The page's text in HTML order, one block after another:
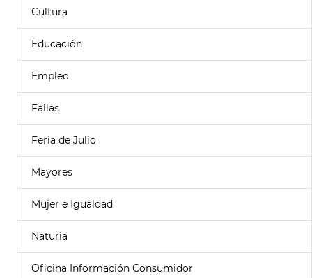
Cultura
Educación
Empleo
Fallas
Feria de Julio
Mayores
Mujer e Igualdad
Naturia
Oficina Información Consumidor